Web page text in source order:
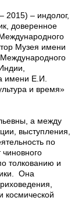
– индолог,
доверенное
Музея имени
имени Е.И.
и время»
а между
выступления,
по
толкованию и
Она
космической